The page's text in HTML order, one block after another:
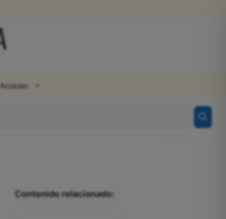
Acceder
Contenido relacionado: